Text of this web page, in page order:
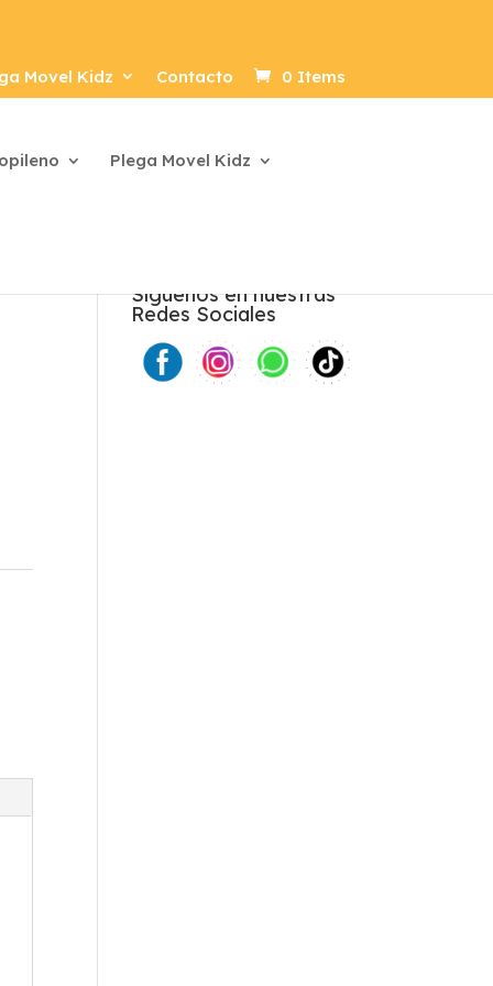
Movel Kidz Contacto 0 Items
Plega Movel Kidz
Síguenos en nuestras
Redes Sociales